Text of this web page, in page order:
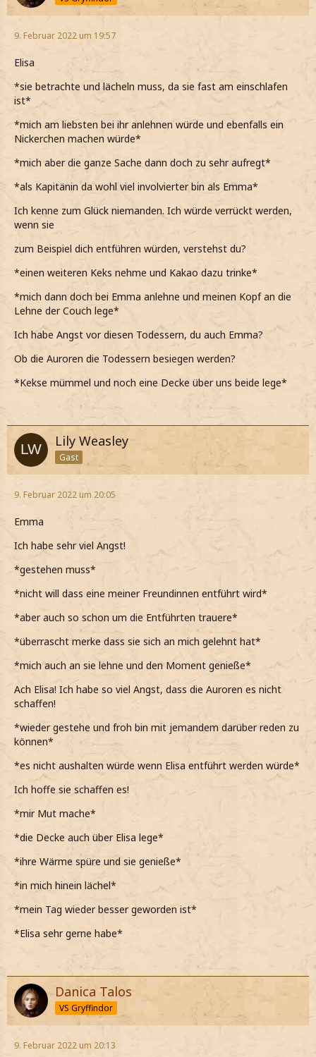
9. Februar 2022 um 19:57
Elisa
*sie betrachte und lächeln muss, da sie fast am einschlafen
ist*
*mich am liebsten bei ihr anlehnen würde und ebenfalls ein
Nickerchen machen würde*
*mich aber die ganze Sache dann doch zu sehr aufregt*
*als Kapitänin da wohl viel involvierter bin als Emma*
Ich kenne zum Glück niemanden. Ich würde verrückt werden,
wenn sie
zum Beispiel dich entführen würden, verstehst du?
*einen weiteren Keks nehme und Kakao dazu trinke*
*mich dann doch bei Emma anlehne und meinen Kopf an die
Lehne der Couch lege*
Ich habe Angst vor diesen Todessern, du auch Emma?
Ob die Auroren die Todessern besiegen werden?
*Kekse mümmel und noch eine Decke über uns beide lege*
Lily Weasley
Gast
9. Februar 2022 um 20:05
Emma
Ich habe sehr viel Angst!
*gestehen muss*
*nicht will dass eine meiner Freundinnen entführt wird*
*aber auch so schon um die Entführten trauere*
*überrascht merke dass sie sich an mich gelehnt hat*
*mich auch an sie lehne und den Moment genieße*
Ach Elisa! Ich habe so viel Angst, dass die Auroren es nicht
schaffen!
*wieder gestehe und froh bin mit jemandem darüber reden zu
können*
*es nicht aushalten würde wenn Elisa entführt werden würde*
Ich hoffe sie schaffen es!
*mir Mut mache*
*die Decke auch über Elisa lege*
*ihre Wärme spüre und sie genieße*
*in mich hinein lächel*
*mein Tag wieder besser geworden ist*
*Elisa sehr gerne habe*
Danica Talos
VS Gryffindor
9. Februar 2022 um 20:13